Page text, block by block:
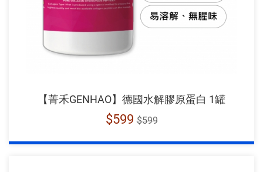
【菁禾GENHAO】德國水解膠原蛋白 1罐
$599 $599